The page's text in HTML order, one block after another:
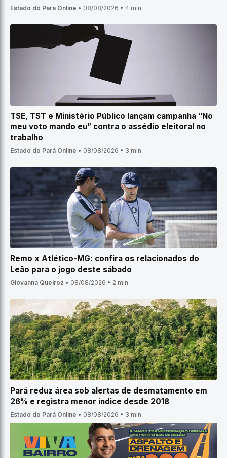
Estado do Pará Online • 08/08/2026 • 4 min
TSE, TST e Ministério Público lançam campanha “No
meu voto mando eu” contra o assédio eleitoral no
trabalho
Estado do Pará Online • 08/08/2026 • 3 min
Remo x Atlético-MG: confira os relacionados do
Leão para o jogo deste sábado
Giovanna Queiroz • 08/08/2026 • 2 min
Pará reduz área sob alertas de desmatamento em
26% e registra menor índice desde 2018
Estado do Pará Online • 08/08/2026 • 3 min